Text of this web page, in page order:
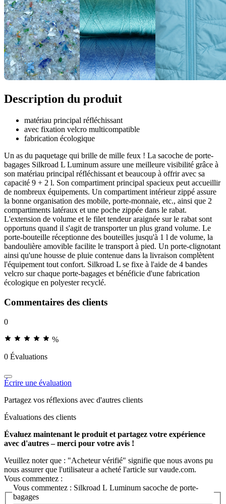
Description du produit
matériau principal réfléchissant
avec fixation velcro multicompatible
fabrication écologique
Un as du paquetage qui brille de mille feux ! La sacoche de porte-
bagages Silkroad L Luminum assure une meilleure visibilité grâce à
son matériau principal réfléchissant et beaucoup à offrir avec sa
capacité 9 + 2 l. Son compartiment principal spacieux peut accueillir
de nombreux équipements. Un compartiment intérieur zippé assure
la bonne organisation des mobile, porte-monnaie, etc., ainsi que 2
compartiments latéraux et une poche zippée dans le rabat.
L'extension de volume et le filet tendeur araignée sur le rabat sont
opportuns quand il s'agit de transporter un plus grand volume. Le
porte-bouteille réceptionne des bouteilles jusqu'à 1 l de volume, la
bandoulière amovible facilite le transport à pied. Un porte-clignotant
ainsi qu'une housse de pluie contenue dans la livraison complètent
l'équipement tout confort. Silkroad L se fixe à l'aide de 4 bandes
velcro sur chaque porte-bagages et bénéficie d'une fabrication
écologique en polyester recyclé.
Commentaires des clients
0
%
0 Évaluations
Écrire une évaluation
Partagez vos réflexions avec d'autres clients
Évaluations des clients
Évaluez maintenant le produit et partagez votre expérience
avec d'autres – merci pour votre avis !
Veuillez noter que : "Acheteur vérifié" signifie que nous avons pu
nous assurer que l'utilisateur a acheté l'article sur vaude.com.
Vous commentez :
Vous commentez : Silkroad L Luminum sacoche de porte-
bagages